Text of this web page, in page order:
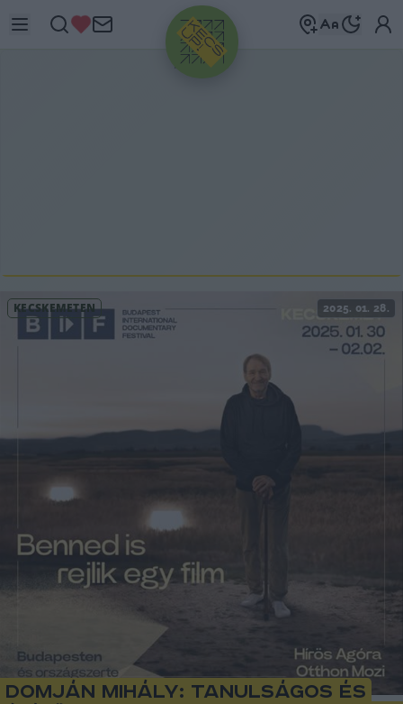
HIRDETÉS
KECSKEMÉTEN 2025. 01. 28.
Domján Mihály: tanulságos és